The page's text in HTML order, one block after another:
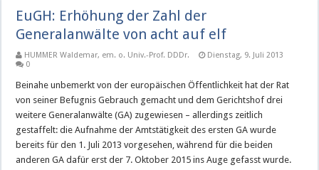
EuGH: Erhöhung der Zahl der
Generalanwälte von acht auf elf
HUMMER Waldemar, em. o. Univ.-Prof. DDDr.
Dienstag, 9. Juli 2013
0
Beinahe unbemerkt von der europäischen Öffentlichkeit hat der Rat
von seiner Befugnis Gebrauch gemacht und dem Gerichtshof drei
weitere Generalanwälte (GA) zugewiesen – allerdings zeitlich
gestaffelt: die Aufnahme der Amtstätigkeit des ersten GA wurde
bereits für den 1. Juli 2013 vorgesehen, während für die beiden
anderen GA dafür erst der 7. Oktober 2015 ins Auge gefasst wurde.